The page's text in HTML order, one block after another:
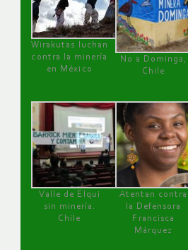
Wirakutas luchan
contra la minería
en México
No a Dominga,
Chile
Valle de Elqui
sin minería.
Chile
Atentan contra
la Defensora
Francisca
Márquez